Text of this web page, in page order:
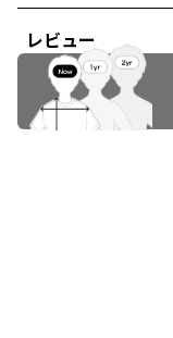
レビュー